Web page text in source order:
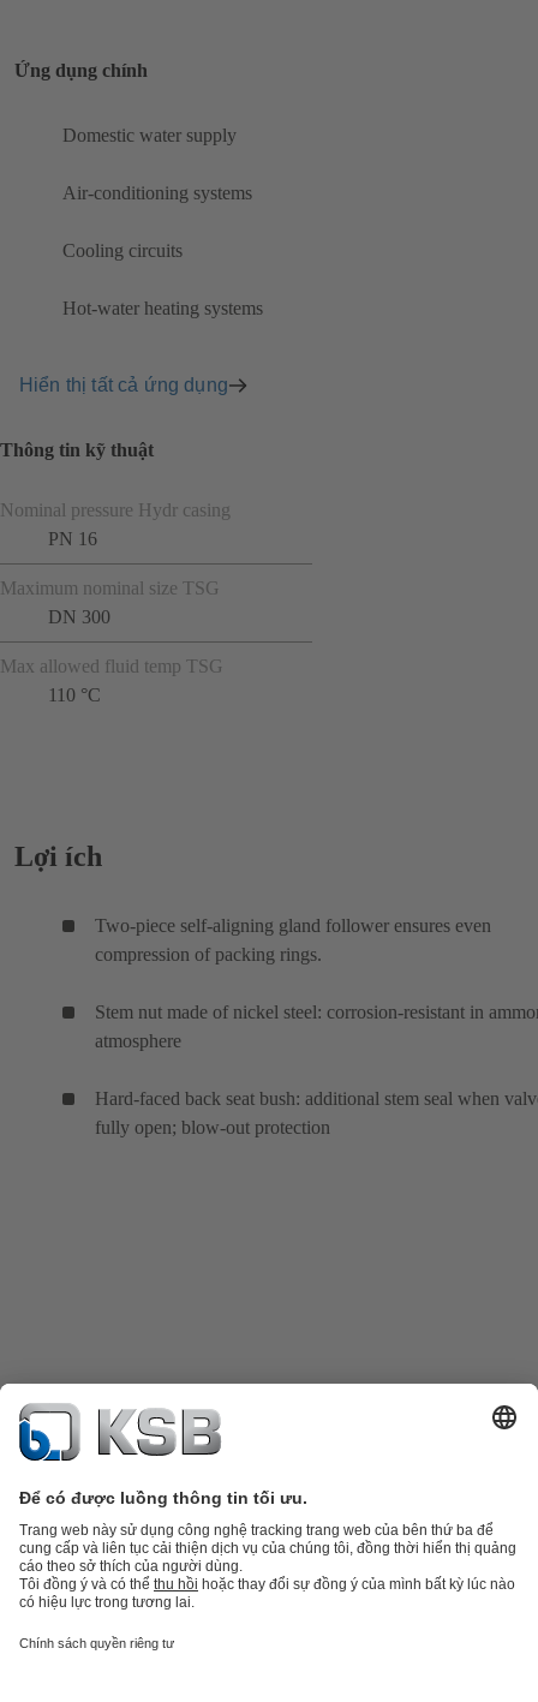
Ứng dụng chính
Domestic water supply
Air-conditioning systems
Cooling circuits
Hot-water heating systems
Hiển thị tất cả ứng dụng
Thông tin kỹ thuật
Nominal pressure Hydr casing
PN 16
Maximum nominal size TSG
DN 300
Max allowed fluid temp TSG
110 °C
Lợi ích
Two-piece self-aligning gland follower ensures even
compression of packing rings.
Stem nut made of nickel steel: corrosion-resistant in
atmosphere
Hard-faced back seat bush: additional stem seal when
fully open; blow-out protection
Danh mục sản phẩmPhụ tùng thay thế